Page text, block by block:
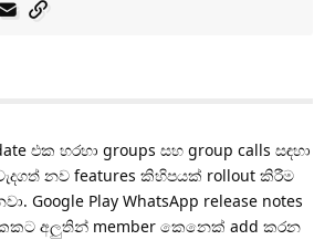
එක හරහා groups සහ group calls සඳහා
නව features කිහිපයක් rollout කිරීම
Google Play WhatsApp release notes
අලුතින් member කෙනෙක් add කරන